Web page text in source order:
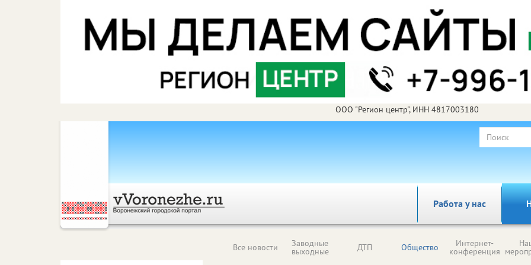
ООО "Регион центр", ИНН 4817003180
Работа у нас
Все новости Заводные
выходные ДТП Общество Интернет-
конференция